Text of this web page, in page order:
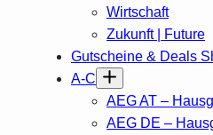
Wirtschaft
Zukunft | Future
Gutscheine & Deals
A-C
AEG AT –
AEG DE –